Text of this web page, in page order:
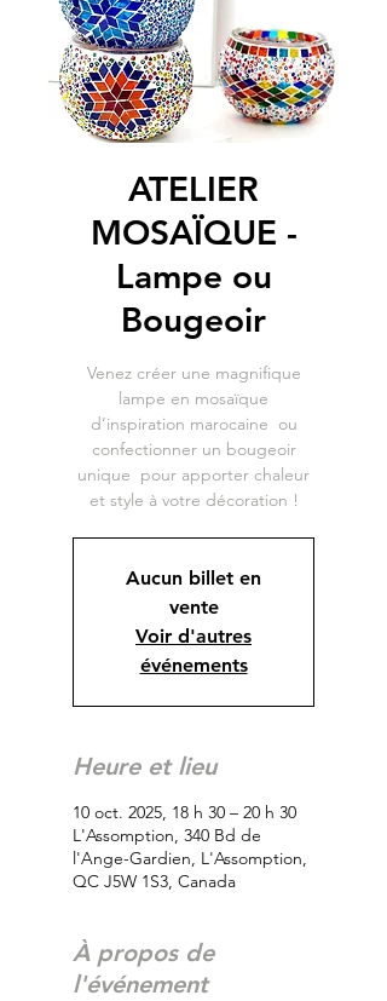
ATELIER
MOSAÏQUE -
Lampe ou
Bougeoir
Venez créer une magnifique
lampe en mosaïque
d’inspiration marocaine ou
confectionner un bougeoir
unique pour apporter chaleur
et style à votre décoration !
Aucun billet en
vente
Voir d'autres
événements
Heure et lieu
10 oct. 2025, 18 h 30 – 20 h 30
L'Assomption, 340 Bd de
l'Ange-Gardien, L'Assomption,
QC J5W 1S3, Canada
À propos de
l'événement